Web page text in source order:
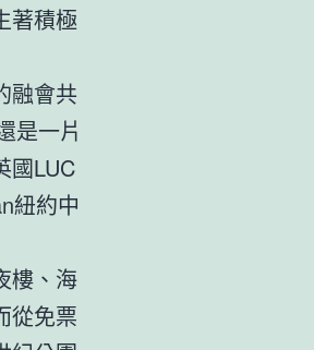
著積極
融會共
是一片
國LUC
紐約中
樓、海
從免票